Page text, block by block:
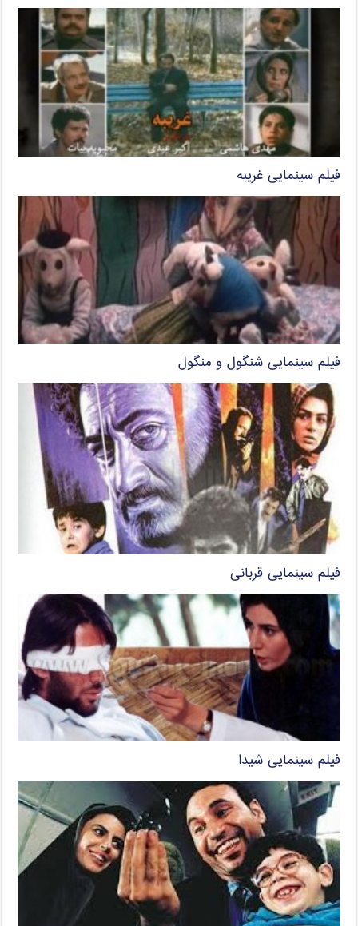
فیلم سینمایی غریبه
فیلم سینمایی شنگول و منگول
فیلم سینمایی قربانی
فیلم سینمایی شیدا